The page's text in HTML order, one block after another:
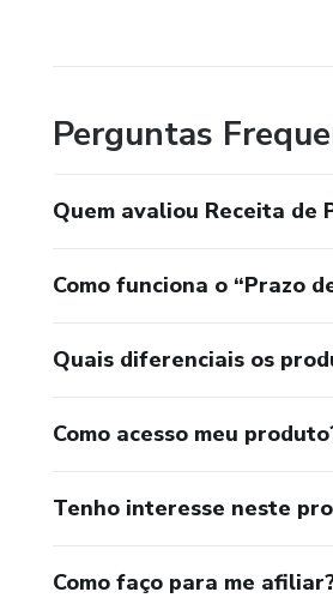
Perguntas
Quem avaliou Receita de
Como funciona o “Prazo
Quais diferenciais os
Como acesso meu
Tenho interesse neste
Como faço para me